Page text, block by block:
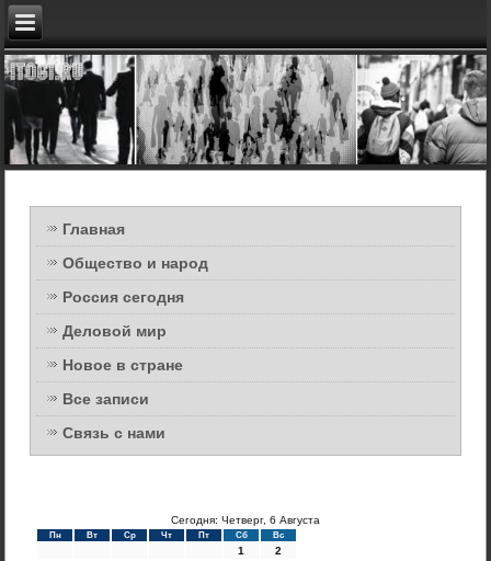
Главная
Общество и народ
Россия сегодня
Деловой мир
Новое в стране
Все записи
Связь с нами
Сегодня: Четверг, 6 Августа
Пн Вт Ср Чт Пт Сб Вс
1
2